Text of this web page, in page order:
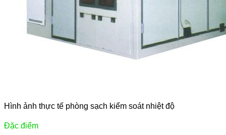
Hình ảnh thực tế phòng sạch kiểm soát nhiệt độ
Đặc điểm